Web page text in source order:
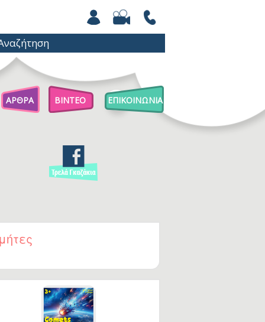
ΑΡΘΡΑ
Επιστήμη Για Παιδιά
ΒΙΝΤΕΟ ΕΠΙΚΟΙΝΩΝΙΑ